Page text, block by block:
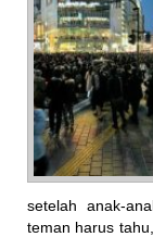
setelah anak-
teman harus